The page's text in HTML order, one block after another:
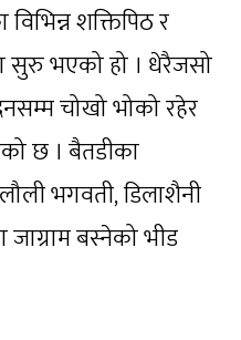
शक्तिपिठ र
सुरु भएको हो । धेरैजसो
चोखो भोको रहेर
छ । बैतडीका
भगवती, डिलाशैनी
बस्नेको भीड